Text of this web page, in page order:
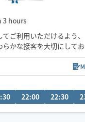
01:00 01:30 02:00
3 hours
ご利用いただけるよう、
かな接客を大切にして
ただけますと
います😊22:00 22:30